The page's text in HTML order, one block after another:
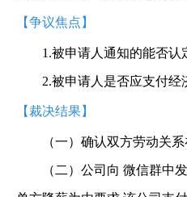
【争议焦点】
1.被申请人通知的能否认
2.被申请人是否应支付经
【裁决结果】
（一）确认双方劳动关
（二）公司向 微信群中